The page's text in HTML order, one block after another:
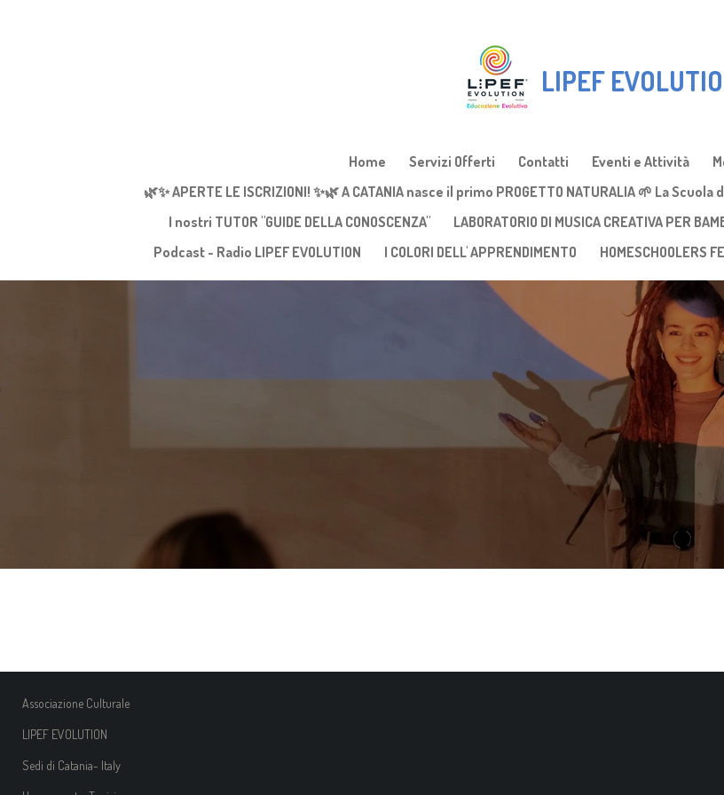
LIPEF
Home Servizi Offerti Contatti Eventi e Attività
🌿✨ APERTE LE ISCRIZIONI! ✨🌿 A CATANIA nasce il primo PROGETTO NATURALIA 🌱 La Scuola
I nostri TUTOR "GUIDE DELLA CONOSCENZA"
LABORATORIO DI MUSICA CREATIVA PER
Podcast - Radio LIPEF EVOLUTION
I COLORI DELL' APPRENDIMENTO HOMESCHOOLERS
Associazione Culturale
LIPEF EVOLUTION
Sedi di Catania- Italy